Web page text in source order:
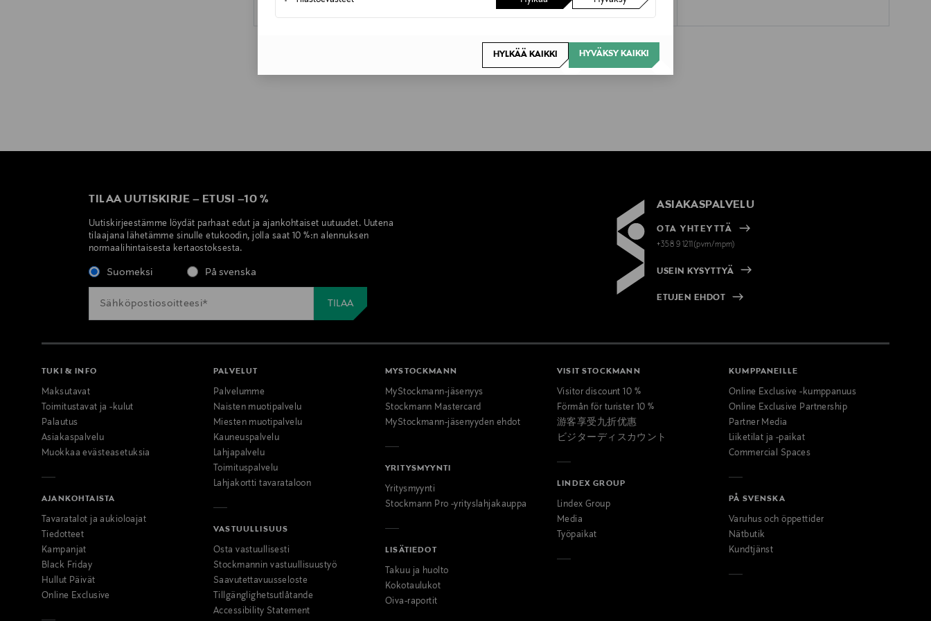
HYLKÄÄ KAIKKI HYVÄKSY KAIKKI
TILAA UUTISKIRJE – ETUSI –10 %
Uutiskirjeestämme löydät parhaat edut ja ajankohtaiset uutuudet. Uutena
tilaajana lähetämme sinulle etukoodin, jolla saat 10 %:n alennuksen
normaalihintaisesta kertaostoksesta.
Suomeksi På svenska
ASIAKASPALVELU
OTA YHTEYTTÄ
+358 9 1211(pvm/mpm)
USEIN KYSYTTYÄ
ETUJEN EHDOT
TUKI & INFO
Maksutavat
Toimitustavat ja -kulut
Palautus
Asiakaspalvelu
Muokkaa evästeasetuksia
AJANKOHTAISTA
Tavaratalot ja aukioloajat
Tiedotteet
Kampanjat
Black Friday
Hullut Päivät
Online Exclusive
PALVELUT
Palvelumme
Naisten muotipalvelu
Miesten muotipalvelu
Kauneuspalvelu
Lahjapalvelu
Toimituspalvelu
Lahjakortti tavarataloon
VASTUULLISUUS
Osta vastuullisesti
Stockmannin vastuullisuustyö
Saavutettavuusseloste
Tillgänglighetsutlåtande
Accessibility Statement
MYSTOCKMANN
MyStockmann-jäsenyys
Stockmann Mastercard
MyStockmann-jäsenyyden ehdot
YRITYSMYYNTI
Yritysmyynti
Stockmann Pro -yrityslahjakauppa
LISÄTIEDOT
Takuu ja huolto
Kokotaulukot
Oiva-raportit
VISIT STOCKMANN
Visitor discount 10 %
Förmån för turister 10 %
游客享受九折优惠
ビジターディスカウント
LINDEX GROUP
Lindex Group
Media
Työpaikat
KUMPPANEILLE
Online Exclusive -kumppanuus
Online Exclusive Partnership
Partner Media
Liiketilat ja -paikat
Commercial Spaces
PÅ SVENSKA
Varuhus och öppettider
Nätbutik
Kundtjänst